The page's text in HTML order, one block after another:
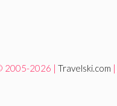
2005-2026 | Travelski.com |